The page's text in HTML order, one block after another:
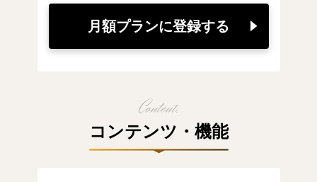
月額プランに登録する
コンテンツ・機能